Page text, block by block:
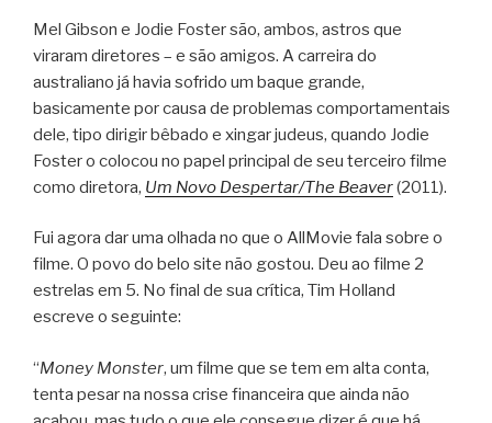
Mel Gibson e Jodie Foster são, ambos, astros que
viraram diretores – e são amigos. A carreira do
australiano já havia sofrido um baque grande,
basicamente por causa de problemas comportamentais
dele, tipo dirigir bêbado e xingar judeus, quando Jodie
Foster o colocou no papel principal de seu terceiro filme
como diretora, Um Novo Despertar/The Beaver(2011).
Fui agora dar uma olhada no que o AllMovie fala sobre o
filme. O povo do belo site não gostou. Deu ao filme 2
estrelas em 5. No final de sua crítica, Tim Holland
escreve o seguinte:
“Money Monster, um filme que se tem em alta conta,
tenta pesar na nossa crise financeira que ainda não